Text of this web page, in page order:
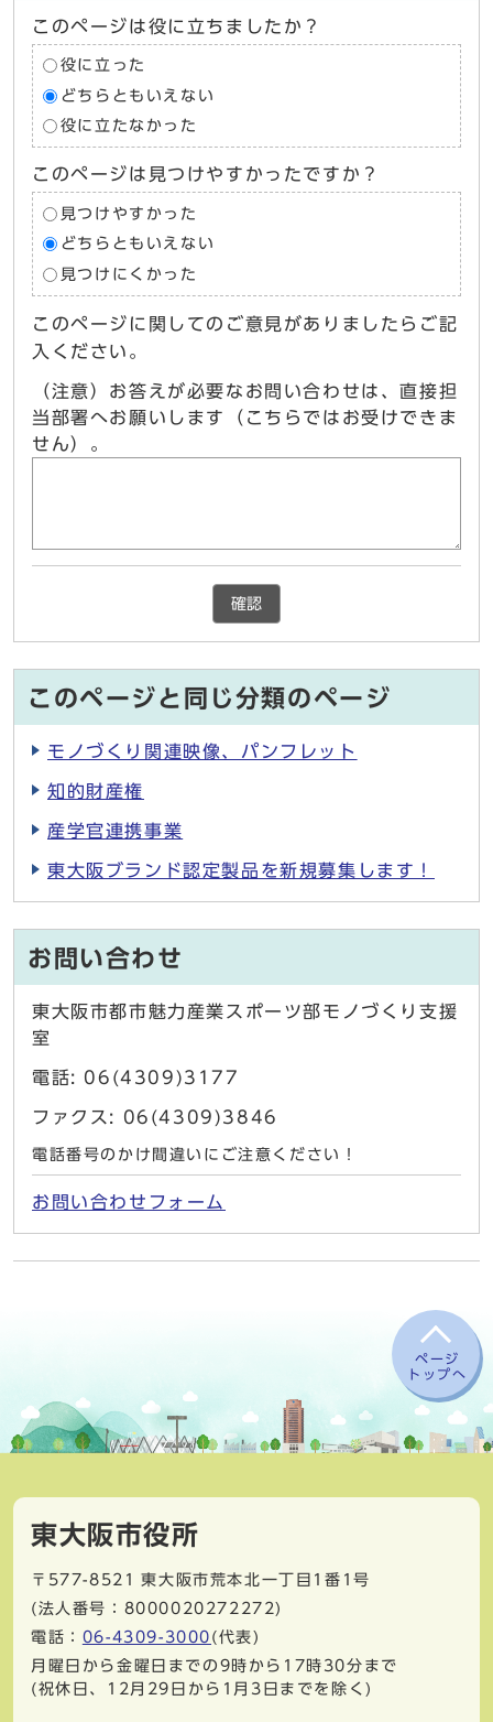
このページは役に立ちましたか？
役に立った
どちらともいえない
役に立たなかった
このページは見つけやすかったですか？
見つけやすかった
どちらともいえない
見つけにくかった
このページに関してのご意見がありましたらご記
入ください。
（注意）お答えが必要なお問い合わせは、直接担
当部署へお願いします（こちらではお受けできま
せん）。
確認
このページと同じ分類のページ
モノづくり関連映像、パンフレット
知的財産権
産学官連携事業
東大阪ブランド認定製品を新規募集します！
お問い合わせ
東大阪市都市魅力産業スポーツ部モノづくり支援
室
電話: 06(4309)3177
ファクス: 06(4309)3846
電話番号のかけ間違いにご注意ください！
お問い合わせフォーム
ページ
トップへ
東大阪市役所
〒577-8521
東大阪市荒本北一丁目1番1号
(法人番号：8000020272272)
電話： 06-4309-3000 (代表)
月曜日から金曜日までの9時から17時30分まで
(祝休日、12月29日から1月3日までを除く)